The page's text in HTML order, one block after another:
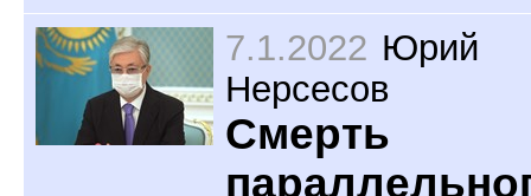
7.1.2022 Юрий
Нерсесов
Смерть